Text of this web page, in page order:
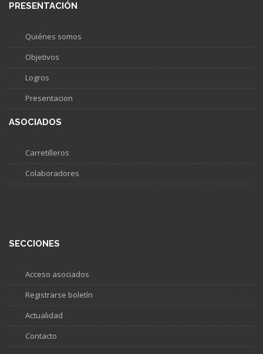
PRESENTACIÓN
Quiénes somos
Objetivos
Logros
Presentacion
ASOCIADOS
Carretilleros
Colaboradores
SECCIONES
Acceso asociados
Registrarse boletín
Actualidad
Contacto